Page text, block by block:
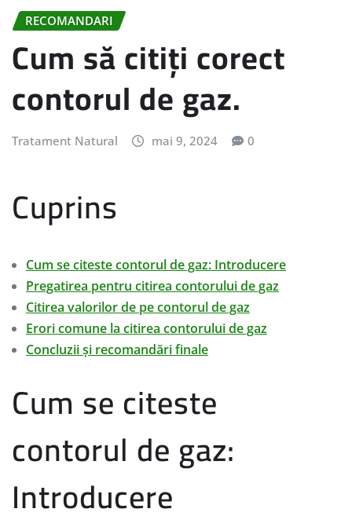
RECOMANDARI
Cum să citiți corect
contorul de gaz.
Tratament Natural mai 9, 2024 0
Cuprins
Cum se citeste contorul de gaz: Introducere
Pregatirea pentru citirea contorului de gaz
Citirea valorilor de pe contorul de gaz
Erori comune la citirea contorului de gaz
Concluzii și recomandări finale
Cum se citeste
contorul de gaz:
Introducere